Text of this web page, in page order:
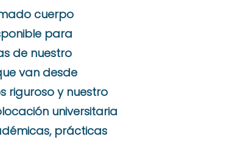
cuerpo
para
de nuestro
van desde
riguroso y nuestro
universitaria
prácticas